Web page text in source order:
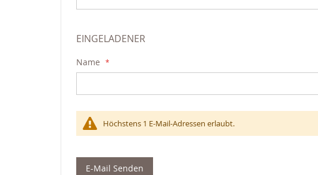
EINGELADENER
Name
Höchstens 1 E-Mail-Adressen erlaubt.
E-Mail Senden